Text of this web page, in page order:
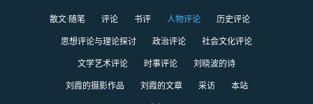
散文·随笔 评论 书评 人物评论
历史评论
思想评论与理论探讨
政治评论
社会文化评论
文学艺术评论
时事评论
刘晓波的诗
刘霞的摄影作品
刘霞的文章 采访
本站